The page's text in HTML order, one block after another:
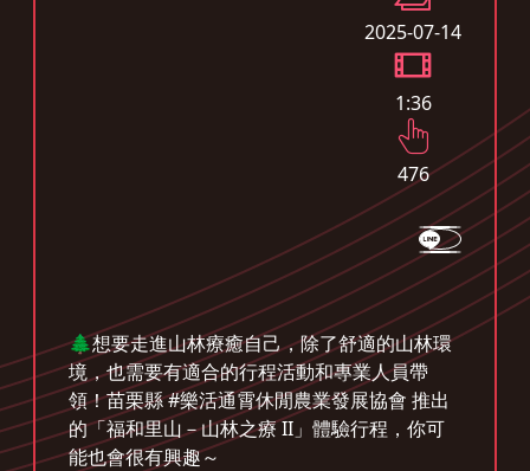
2025-07-14
1:36
476
🌲想要走進山林療癒自己，除了舒適的山林環
境，也需要有適合的行程活動和專業人員帶
領！苗栗縣 #樂活通霄休閒農業發展協會 推出
的「福和里山－山林之療 II」體驗行程，你可
能也會很有興趣～